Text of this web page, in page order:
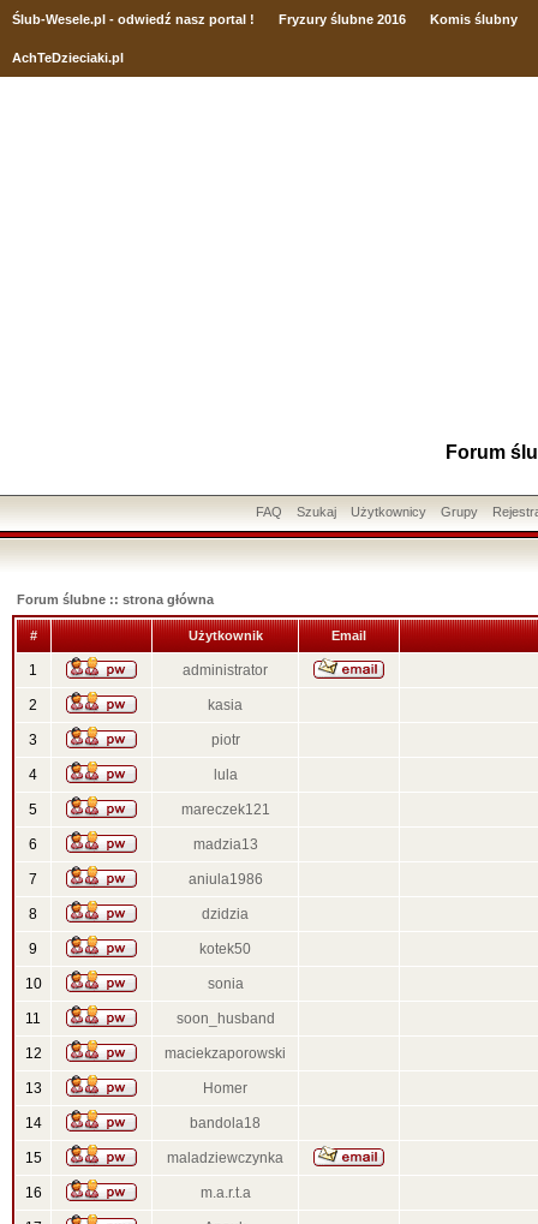
Ślub-Wesele.pl - odwiedź nasz portal ! Fryzury ślubne 2016 Komis ślubny
AchTeDzieciaki.pl
Forum
FAQ Szukaj Użytkownicy Grupy
Forum ślubne :: strona główna
# Użytkownik Email
1 administrator
2 kasia
3 piotr
4 lula
5 mareczek121
6 madzia13
7 aniula1986
8 dzidzia
9 kotek50
10 sonia
11 soon_husband
12 maciekzaporowski
13 Homer
14 bandola18
15 maladziewczynka
16 m.a.r.t.a